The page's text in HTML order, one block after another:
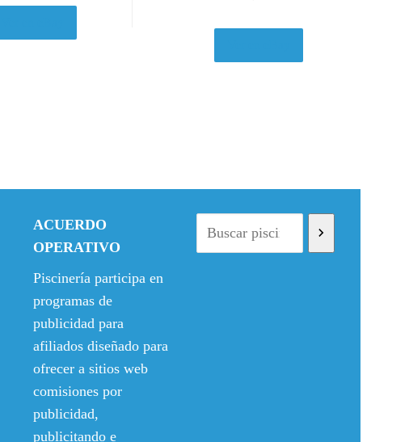
ACUERDO
OPERATIVO
Piscinería participa en
programas de
publicidad para
afiliados diseñado para
ofrecer a sitios web
comisiones por
publicidad,
publicitando e